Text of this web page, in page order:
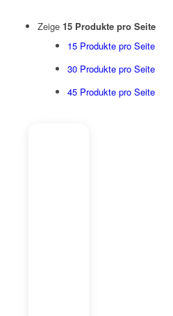
Zeige 15 Produkte pro Seite
15 Produkte pro Seite
30 Produkte pro Seite
45 Produkte pro Seite